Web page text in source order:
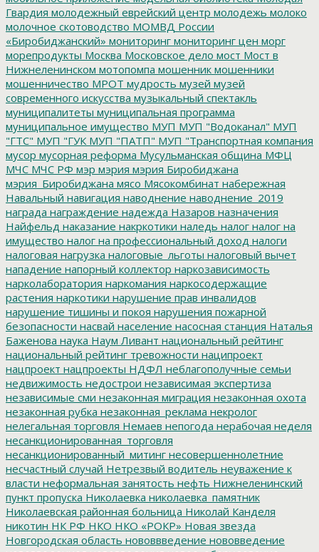
Гвардия молодежный еврейский центр молодежь молоко
молочное скотоводство МОМВД России
«Биробиджанский» мониторинг мониторинг цен морг
морепродукты Москва Московское дело мост Мост в
Нижнеленинском мотопомпа мошенник мошенники
мошенничество МРОТ мудрость музей музей
современного искусства музыкальный спектакль
муниципалитеты муниципальная программа
муниципальное имущество МУП МУП "Водоканал" МУП
"ГТС" МУП "ГУК МУП "ПАТП" МУП "Транспортная компания
мусор мусорная реформа Мусульманская община МФЦ
МЧС МЧС РФ мэр мэрия мэрия Биробиджана
мэрия_Биробиджана мясо Мясокомбинат набережная
Навальный навигация наводнение наводнение_2019
награда награждение надежда Назаров назначения
Найфельд наказание накркотики наледь налог налог на
имущество налог на профессиональный доход налоги
налоговая нагрузка налоговые_льготы налоговый вычет
нападение напорный коллектор наркозависимость
нарколаборатория наркомания наркосодержащие
растения наркотики нарушение прав инвалидов
нарушение тишины и покоя нарушения пожарной
безопасности насвай население насосная станция Наталья
Баженова наука Наум Ливант национальный рейтинг
национальный рейтинг тревожности наципроект
нацпроект нацпроекты НДФЛ неблагополучные семьи
недвижимость недострои независимая экспертиза
независимые сми незаконная миграция незаконная охота
незаконная рубка незаконная_реклама некролог
нелегальная торговля Немаев непогода нерабочая неделя
несанкционированная_торговля
несанкционированный_митинг несовершеннолетние
несчастный случай Нетрезвый водитель неуважение к
власти неформальная занятость нефть Нижнеленинский
пункт пропуска Николаевка николаевка_памятник
Николаевская районная больница Николай Канделя
никотин НК РФ НКО НКО «РОКР» Новая звезда
Новгородская область нововвведение нововведение